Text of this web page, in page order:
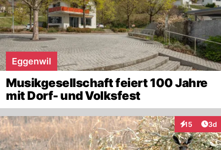
Eggenwil
Musikgesellschaft feiert 100 Jahre
mit Dorf- und Volksfest
15
Interaktionen
3d